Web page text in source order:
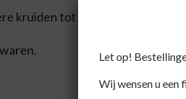
kruiden tot leven door ze tot
Let op!
Wij wensen u een